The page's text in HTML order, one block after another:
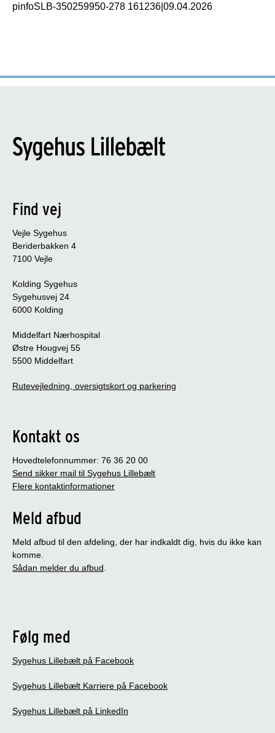
pinfoSLB-350259950-278 161236 09.04.2026
Find vej
Vejle Sygehus
Beriderbakken 4
7100 Vejle
Kolding Sygehus
Sygehusvej 24
6000 Kolding
Middelfart Nærhospital
Østre Hougvej 55
5500 Middelfart
Rutevejledning, oversigtskort og parkering
Kontakt os
Hovedtelefonnummer: 76 36 20 00
Send sikker mail til Sygehus Lillebælt
Flere kontaktinformationer
Meld afbud
Meld afbud til den afdeling, der har indkaldt dig, hvis du ikke kan
komme.
Sådan melder du afbud.
Følg med
Sygehus Lillebælt på Facebook
Sygehus Lillebælt Karriere på Facebook
Sygehus Lillebælt på LinkedIn